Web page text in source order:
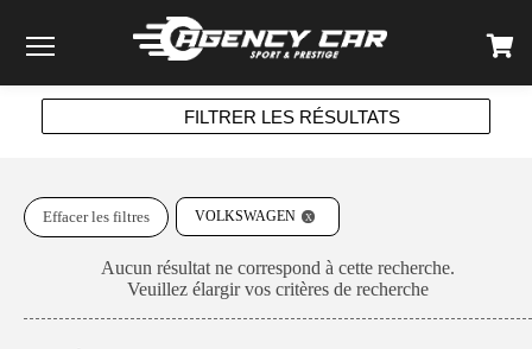
FILTRER LES RÉSULTATS
VOLKSWAGEN
Effacer les filtres
Aucun résultat ne correspond à cette recherche.
Veuillez élargir vos critères de recherche